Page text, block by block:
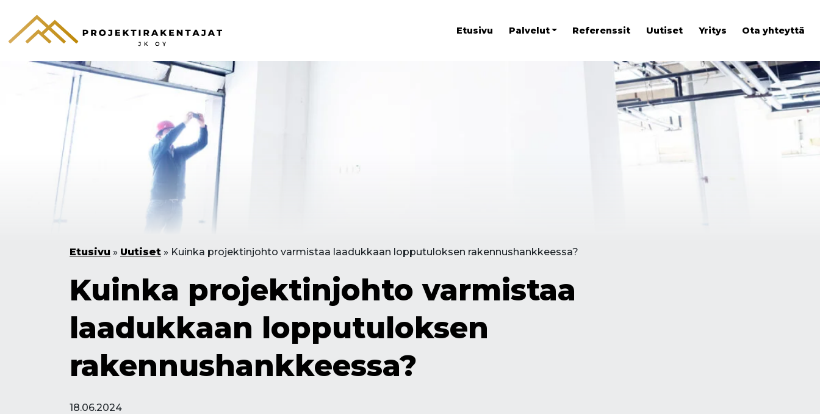
Etusivu Palvelut Referenssit Uutiset Yritys Ota yhteyttä
Etusivu » Uutiset » Kuinka projektinjohto varmistaa laadukkaan lopputuloksen rakennushankkeessa?
Kuinka projektinjohto varmistaa
laadukkaan lopputuloksen
rakennushankkeessa?
18.06.2024